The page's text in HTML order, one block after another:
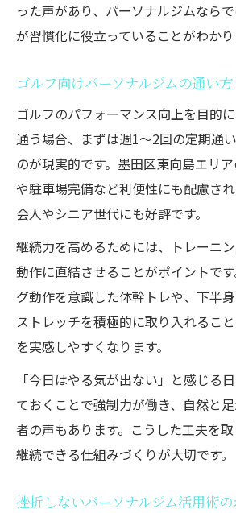
った声があり、パーソナルジムなら
が習慣化に役立っていることがわかり
ゴルフ向けパーソナルジムの通い
ゴルフのパフォーマンス向上を目的
通う場合、まずは週1〜2回の定期通
のが現実的です。墨田区東向島エリ
や駐車場完備など利便性にも配慮さ
会人やシニア世代にも好評です。
継続力を高めるためには、トレーニ
動作に直結させることがポイントで
グ動作を意識した体幹トレや、下半
ストレッチを積極的に取り入れるこ
を実感しやすくなります。
「今日はやる気が出ない」と感じる
ておくことで強制力が働き、自然と
者の声もあります。こうした工夫を
継続できる仕組みづくりが大切です。
挫折しないパーソナルジム活用術の